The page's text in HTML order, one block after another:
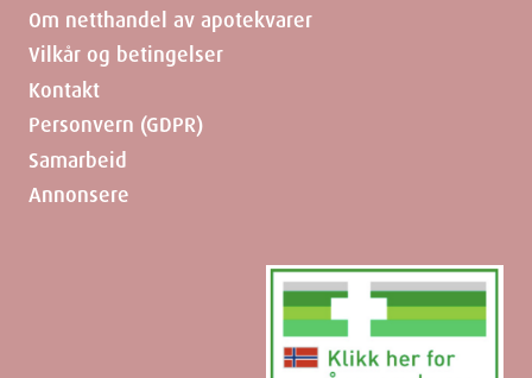
Om netthandel av apotekvarer
Vilkår og betingelser
Kontakt
Personvern (GDPR)
Samarbeid
Annonsere